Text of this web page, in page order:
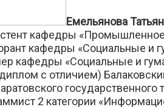
Емельянова
кафедры
кафедры «Социальные и
кафедры «Социальные и
с отличием)
государственного
2 категории